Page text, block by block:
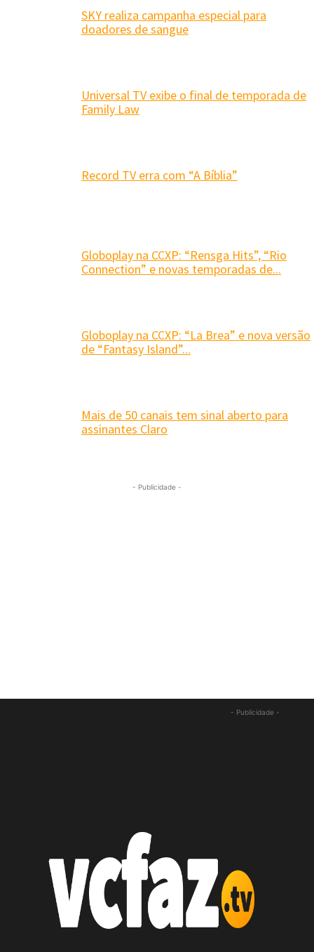
SKY realiza campanha especial para
doadores de sangue
Universal TV exibe o final de temporada de
Family Law
Record TV erra com “A Bíblia”
Globoplay na CCXP: “Rensga Hits”, “Rio
Connection” e novas temporadas de...
Globoplay na CCXP: “La Brea” e nova versão
de “Fantasy Island”...
Mais de 50 canais tem sinal aberto para
assinantes Claro
- Publicidade -
- Publicidade -